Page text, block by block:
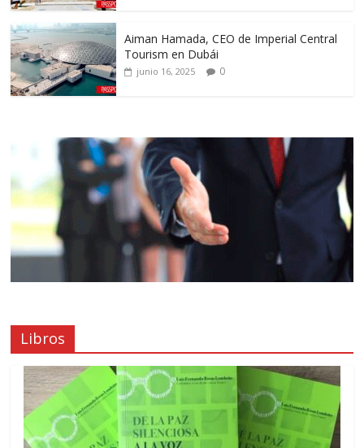
Aiman Hamada, CEO de Imperial Central
Tourism en Dubái
junio 16, 2025 0
Libros